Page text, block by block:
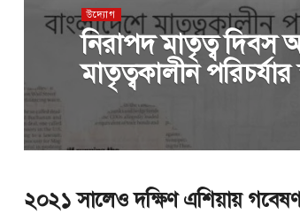
উদ্যোগ
নিরাপদ মাতৃত্ব দিবস
মাতৃত্বকালীন
২০২১ সালেও দক্ষিণ এশিয়ায়